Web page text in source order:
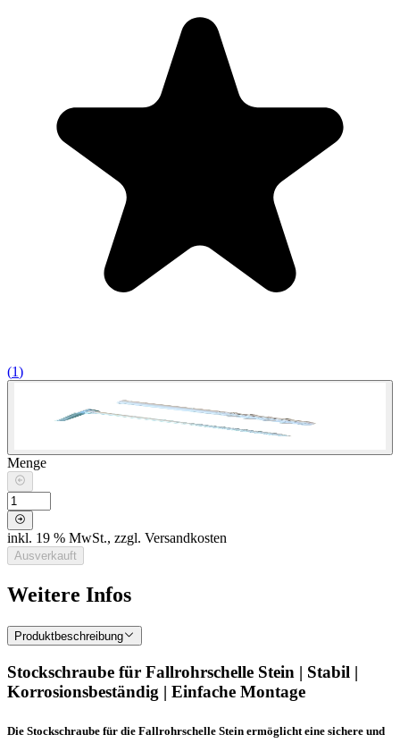
(1)
Menge
inkl. 19 % MwSt., zzgl. Versandkosten
Ausverkauft
Weitere Infos
Produktbeschreibung
Stockschraube für Fallrohrschelle Stein | Stabil |
Korrosionsbeständig | Einfache Montage
Die Stockschraube für die Fallrohrschelle Stein ermöglicht eine sichere und